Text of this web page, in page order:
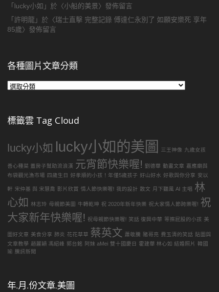
「 lucky小如 」於〈小船的美景〉發佈留言
「許明龍 」於〈瑞士直擊 完整記錄 傅達仁永別了 如願安樂死 享年
85歲〉發佈留言
各種圖片文章分類
各
片
文
分
類
標籤雲 Tag Cloud
lucky小如 lucky小如的美圖 三王神像 九歲女孩
善心種菜 蓋房子幫助流浪漢 元宵節快樂喔! 劉德華 動畫文章 嘉應廟與
布袋觀光漁市場 四歲生日 好孝順的小孩！年僅5歲孩子 好山好水 好歌與你分享 安以
軒 宋仲基 與 宋慧喬 影片欣賞 情人節快樂喔! 我的設計 散文 月下聽風 AI 主唱 林
心如
林志玲 母親節美圖 牛轉乾坤 祝 2020年新年快樂 祝大家情人節跨樂喔! 祝
大家新年快樂喔! 祝母親節快樂喔! 笑話 復興中華 等擦屁股的小孩 美
圖好文章 美食分享 肺炎 花花草草 蔡英文 蕭敬騰 豬哥亮 費玉清的笑話 貼圖與
文章教學 趙麗穎 馮紹峰 郭台銘 阿妹 aMei 雙十國慶日 霍建華 林心如 結婚照片
韓國
瑜 騰訊新聞
年.月.份文章.美圖